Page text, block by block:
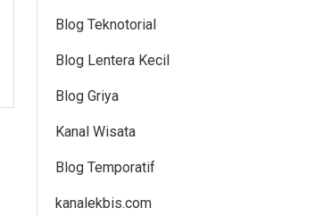
Blog Teknotorial
Blog Lentera Kecil
Blog Griya
Kanal Wisata
Blog Temporatif
kanalekbis.com